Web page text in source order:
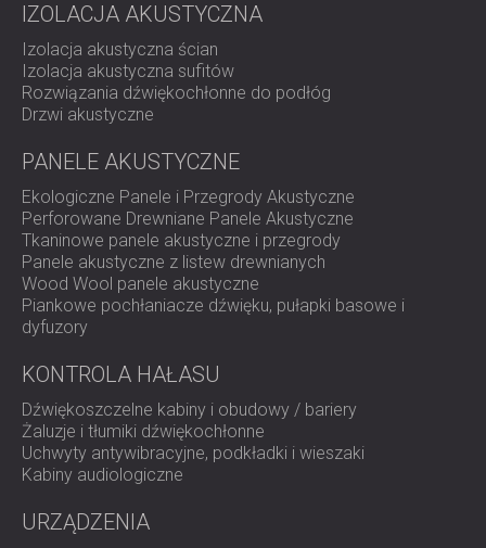
IZOLACJA AKUSTYCZNA I PANELE
AKUSTYCZNE DLA RESTAURACJI I
KLUBÓW
IZOLACJA AKUSTYCZNA I ROZWIĄZANIA
AKUSTYCZNE DLA HOTELI
IZOLACJA AKUSTYCZNA I PANELE
AKUSTYCZNE DO HAL I TEATRÓW
ROZWIĄZANIA DŹWIĘKOSZCZELNE I
AKUSTYCZNE DLA POWIERZCHNI
HANDLOWYCH
WYCISZANIE I AKUSTYKA W OBIEKTACH
EDUKACYJNYCH
AKUSTYCZNE DLA PLACÓWEK SŁUŻBY
ZDROWIA
ROZWIĄZANIA DŹWIĘKOSZCZELNE I
AKUSTYCZNE DLA SEKTORA AUDIOLOGII
ROZWIĄZANIA DŹWIĘKOSZCZELNE I
AKUSTYCZNE DLA CENTRÓW DANYCH
ROMÂNIA (RO)
FINLAND (FI)
РОССИЯ (RU)
USA (US)
SOUTH AFRICA (ZA)
IZOLACJA AKUSTYCZNA
Izolacja akustyczna ścian
Izolacja akustyczna sufitów
Rozwiązania dźwiękochłonne do podłóg
Drzwi akustyczne
PANELE AKUSTYCZNE
Ekologiczne Panele i Przegrody Akustyczne
Perforowane Drewniane Panele Akustyczne
Tkaninowe panele akustyczne i przegrody
Panele akustyczne z listew drewnianych
Wood Wool panele akustyczne
Piankowe pochłaniacze dźwięku, pułapki basowe i
dyfuzory
KONTROLA HAŁASU
Dźwiękoszczelne kabiny i obudowy / bariery
Żaluzje i tłumiki dźwiękochłonne
Uchwyty antywibracyjne, podkładki i wieszaki
Kabiny audiologiczne
URZĄDZENIA